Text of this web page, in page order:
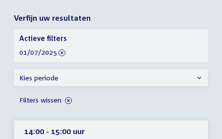
Verfijn uw resultaten
14:00 - 15:00 uur
Verfijn
uw
resultaten
Actieve filters
verwijder
01/07/2025
Kies periode
Filters wissen